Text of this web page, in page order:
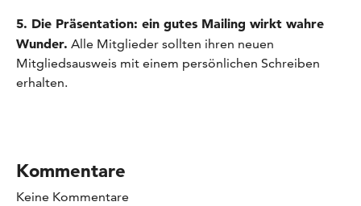
5. Die Präsentation: ein gutes Mailing wirkt wahre
Wunder. Alle Mitglieder sollten ihren neuen
Mitgliedsausweis mit einem persönlichen Schreiben
erhalten.
Kommentare
Keine Kommentare